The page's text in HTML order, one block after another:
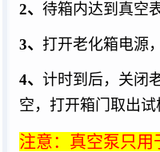
2、 待箱内达到真空
3、 打开老化箱电源
4、 计时到后，关闭
空，打开箱门取出试
注意：真空泵只